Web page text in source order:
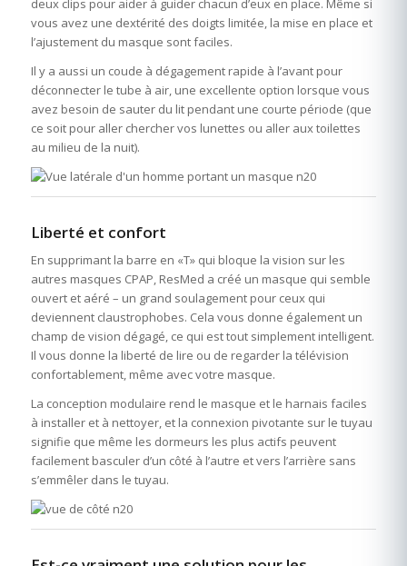
deux clips pour aider à guider chacun d’eux en place. Même si
vous avez une dextérité des doigts limitée, la mise en place et
l’ajustement du masque sont faciles.
Il y a aussi un coude à dégagement rapide à l’avant pour
déconnecter le tube à air, une excellente option lorsque vous
avez besoin de sauter du lit pendant une courte période (que
ce soit pour aller chercher vos lunettes ou aller aux toilettes
au milieu de la nuit).
Liberté et confort
En supprimant la barre en «T» qui bloque la vision sur les
autres masques CPAP, ResMed a créé un masque qui semble
ouvert et aéré – un grand soulagement pour ceux qui
deviennent claustrophobes. Cela vous donne également un
champ de vision dégagé, ce qui est tout simplement intelligent.
Il vous donne la liberté de lire ou de regarder la télévision
confortablement, même avec votre masque.
La conception modulaire rend le masque et le harnais faciles
à installer et à nettoyer, et la connexion pivotante sur le tuyau
signifie que même les dormeurs les plus actifs peuvent
facilement basculer d’un côté à l’autre et vers l’arrière sans
s’emmêler dans le tuyau.